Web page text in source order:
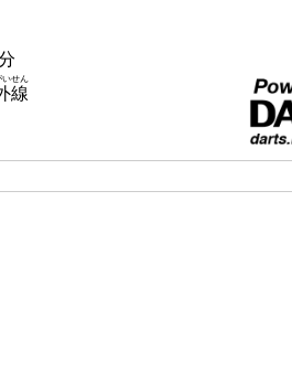
線
いせん